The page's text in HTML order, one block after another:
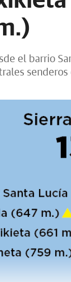
el barrio